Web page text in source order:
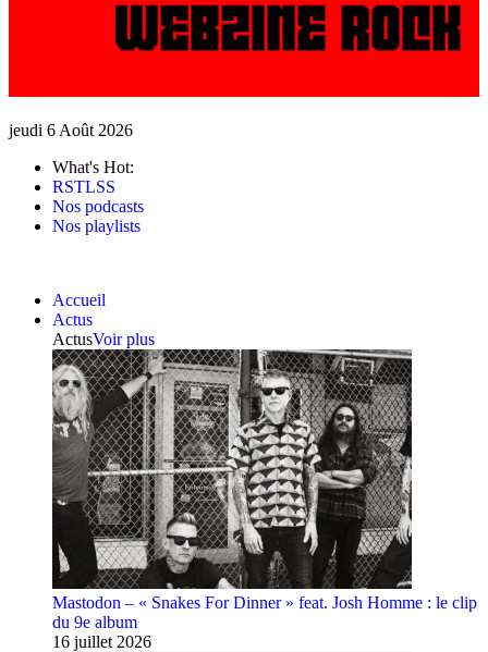
jeudi 6 Août 2026
What's Hot:
RSTLSS
Nos podcasts
Nos playlists
Accueil
Actus
ActusVoir plus
Mastodon – « Snakes For Dinner » feat. Josh Homme : le clip
du 9e album
16 juillet 2026